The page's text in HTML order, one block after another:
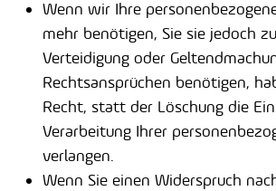
Wenn wir Ihre
mehr benötigen, Sie sie jedoch
Verteidigung oder
Rechtsansprüchen benötigen,
Recht, statt der Löschung die
Verarbeitung Ihrer
verlangen.
Wenn Sie einen Widerspruch